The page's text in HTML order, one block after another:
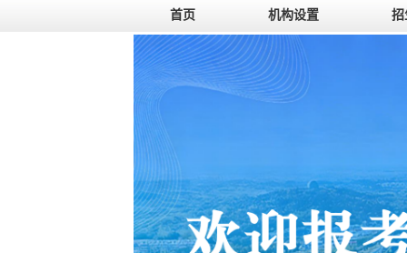
首页 机构设置